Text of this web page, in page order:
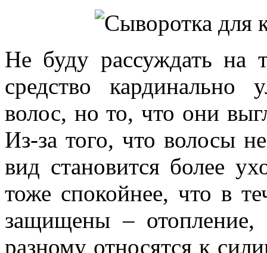
Не буду рассуждать на
средство кардинально
волос, но то, что они
Из-за того, что волосы
вид становится более
тоже спокойнее, что в
защищены –
разному относятся к